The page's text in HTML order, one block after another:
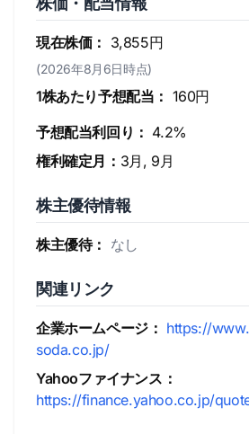
現在株価： 3,855円
(2026年8月6日時点)
1株あたり予想配当： 160円
予想配当利回り： 4.2%
権利確定月： 3月, 9月
株主優待情報
株主優待： なし
関連リンク
企業ホームページ： https://
soda.co.jp/
Yahooファイナンス：
https://finance.yahoo.co.jp/